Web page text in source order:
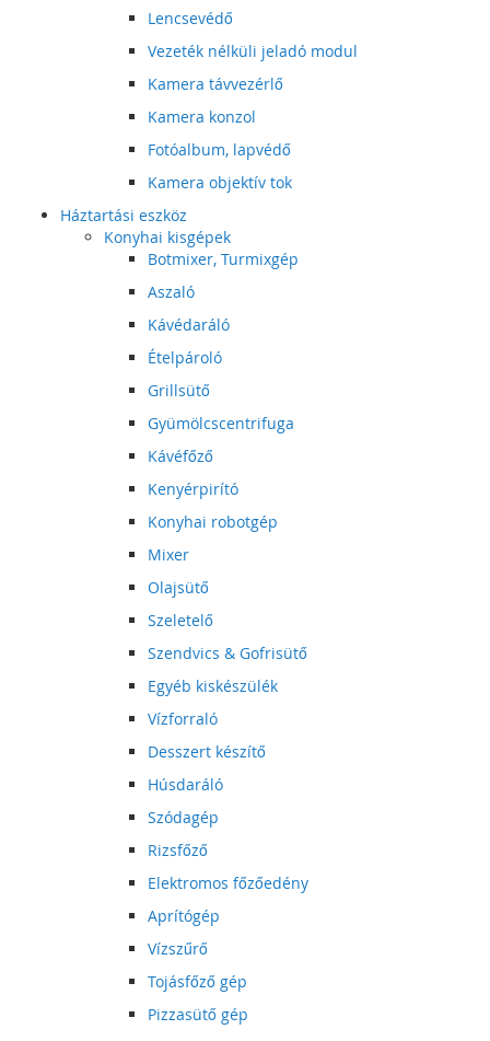
Lencsevédő
Vezeték nélküli jeladó modul
Kamera távvezérlő
Kamera konzol
Fotóalbum, lapvédő
Kamera objektív tok
Háztartási eszköz
Konyhai kisgépek
Botmixer, Turmixgép
Aszaló
Kávédaráló
Ételpároló
Grillsütő
Gyümölcscentrifuga
Kávéfőző
Kenyérpirító
Konyhai robotgép
Mixer
Olajsütő
Szeletelő
Szendvics & Gofrisütő
Egyéb kiskészülék
Vízforraló
Desszert készítő
Húsdaráló
Szódagép
Rizsfőző
Elektromos főzőedény
Aprítógép
Vízszűrő
Tojásfőző gép
Pizzasütő gép